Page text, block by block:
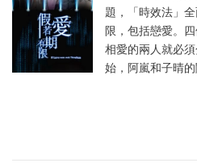
題，「時效法」
限，包括戀愛。
相愛的兩人就必
始，阿嵐和子晴